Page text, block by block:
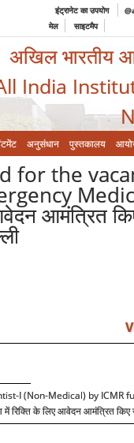
इंट्रानेट का उपयोग
मेल
साइटमैप
अखिल भारतीय
India
अनुसंधान पुस्तकालय
the
आमंत्रित
I (Non-Medical) by ICMR
में रिक्ति के लिए आवेदन आमंत्रित